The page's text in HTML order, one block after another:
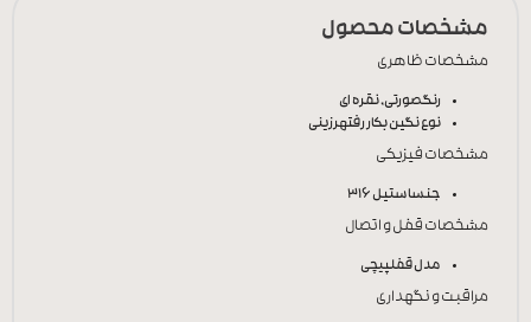
مشخصات محصول
مشخصات ظاهری
رنگصورتی, نقره ای
نوع نگین بکار رفتهرزینی
مشخصات فیزیکی
جنساستیل 316
مشخصات قفل و اتصال
مدل قفلپیچی
مراقبت و نگهداری